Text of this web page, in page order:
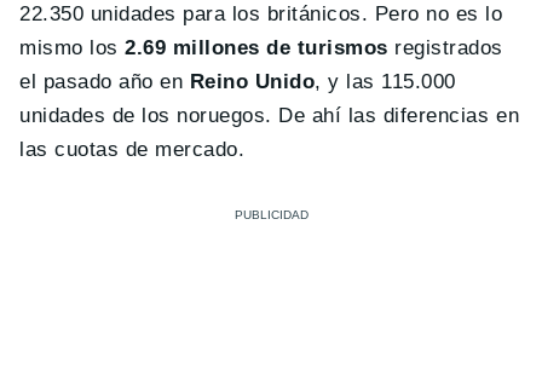
22.350 unidades para los británicos. Pero no es lo
mismo los2.69 millones de turismos registrados
el pasado año en Reino Unido, y las 115.000
unidades de los noruegos. De ahí las diferencias en
las cuotas de mercado.